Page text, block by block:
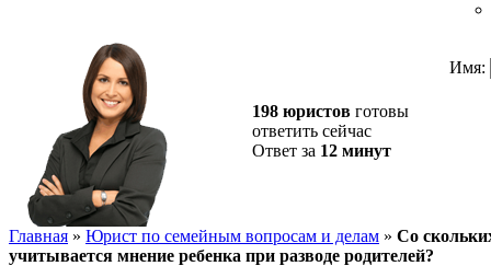
198 юристов готовы
ответить сейчас
Ответ за 12 минут
Имя:
Главная » Юрист по семейным вопросам и делам » Со
учитывается мнение ребенка при разводе родителей?